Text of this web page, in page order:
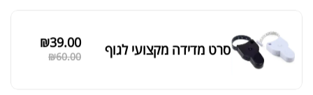
סרט מדידה מקצועי לגוף ₪60.00
₪39.00